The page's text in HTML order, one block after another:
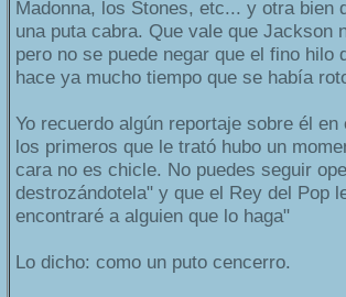
Madonna, los Stones, etc... y otra bien
una puta cabra. Que vale que Jackson
pero no se puede negar que el fino hilo
hace ya mucho tiempo que se había
Yo recuerdo algún reportaje sobre él
los primeros que le trató hubo un
cara no es chicle. No puedes seguir
destrozándotela" y que el Rey del Pop
encontraré a alguien que lo haga"
Lo dicho: como un puto cencerro.